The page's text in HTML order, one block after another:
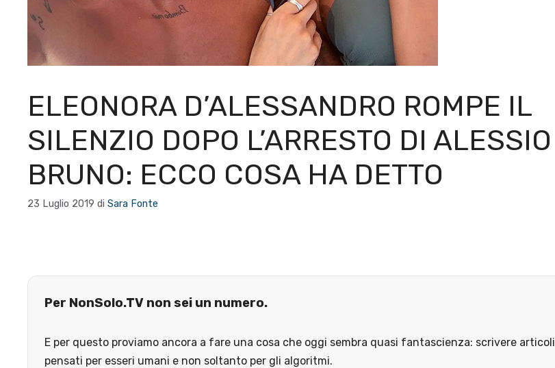
ELEONORA D’ALESSANDRO ROMPE IL
SILENZIO DOPO L’ARRESTO DI ALESSIO
BRUNO: ECCO COSA HA DETTO
23 Luglio 2019 di Sara Fonte
Per NonSolo.TV non sei un numero.
E per questo proviamo ancora a fare una cosa che oggi sembra quasi fantascienza: scrivere articoli
pensati per esseri umani e non soltanto per gli algoritmi.